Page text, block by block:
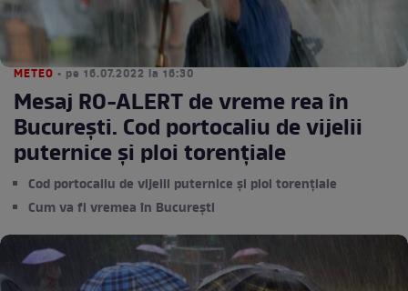
METEO • pe 16.07.2022 la 16:30
Mesaj RO-ALERT de vreme rea în
București. Cod portocaliu de vijelii
puternice și ploi torențiale
Cod portocaliu de vijelii puternice și ploi torențiale
Cum va fi vremea în București